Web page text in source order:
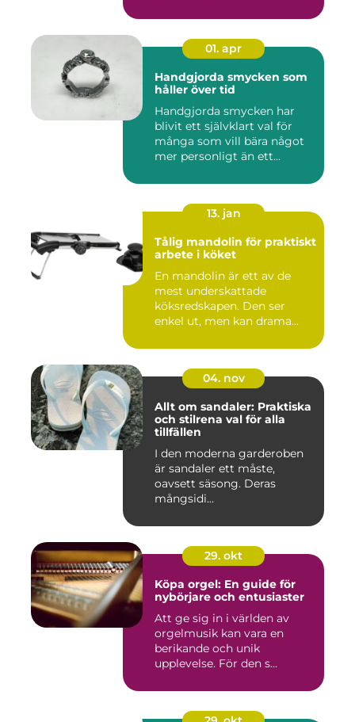
01. apr
Handgjorda smycken som
håller över tid
Handgjorda smycken har
blivit ett självklart val för
många som vill bära något
mer personligt än ett...
13. jan
Tålig mandolin för praktiskt
arbete i köket
En mandolin är ett av de
mest underskattade
köksredskapen. Den ser
enkel ut, men kan drama...
04. nov
Allt om sandaler: Praktiska
och stilrena val för alla
tillfällen
I den moderna garderoben
är sandaler ett måste,
oavsett säsong. Deras
mångsidi...
29. okt
Köpa orgel: En guide för
nybörjare och entusiaster
Att ge sig in i världen av
orgelmusik kan vara en
berikande och unik
upplevelse. För den s...